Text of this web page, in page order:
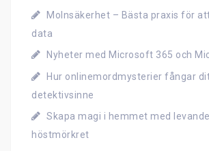
Molnsäkerhet – Bästa praxis för
data
Nyheter med Microsoft 365 och
Hur onlinemordmysterier fångar
detektivsinne
Skapa magi i hemmet med
höstmörkret